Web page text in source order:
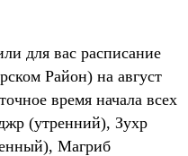
для вас расписание
Район) на август
время начала всех
(утренний), Зухр
Магриб